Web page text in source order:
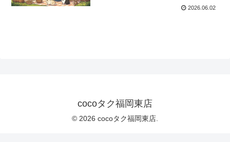
2026.06.02
cocoタク福岡東店
© 2026 cocoタク福岡東店.